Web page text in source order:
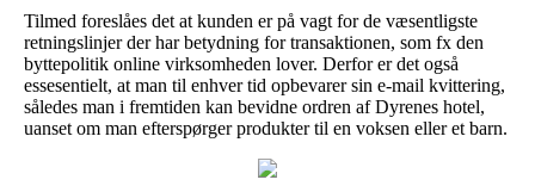
Tilmed foreslåes det at kunden er på vagt for de væsentligste
retningslinjer der har betydning for transaktionen, som fx den
byttepolitik online virksomheden lover. Derfor er det også
essesentielt, at man til enhver tid opbevarer sin e-mail kvittering,
således man i fremtiden kan bevidne ordren af Dyrenes hotel,
uanset om man efterspørger produkter til en voksen eller et barn.